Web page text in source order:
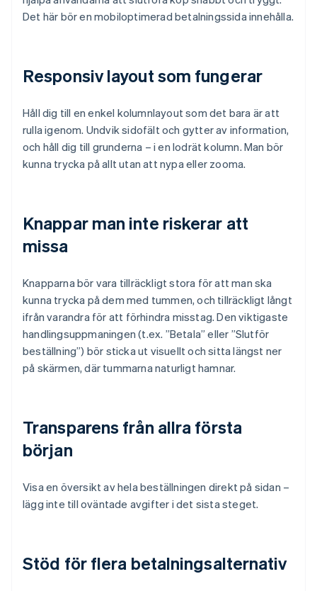
Det här bör en mobiloptimerad betalningssida innehålla.
Responsiv layout som fungerar
Håll dig till en enkel kolumnlayout som det bara är att
rulla igenom. Undvik sidofält och gytter av information,
och håll dig till grunderna – i en lodrät kolumn. Man bör
kunna trycka på allt utan att nypa eller zooma.
Knappar man inte riskerar att
missa
Knapparna bör vara tillräckligt stora för att man ska
kunna trycka på dem med tummen, och tillräckligt långt
ifrån varandra för att förhindra misstag. Den viktigaste
handlingsuppmaningen (t.ex. ”Betala” eller ”Slutför
beställning”) bör sticka ut visuellt och sitta längst ner
på skärmen, där tummarna naturligt hamnar.
Transparens från allra första
början
Visa en översikt av hela beställningen direkt på sidan –
lägg inte till oväntade avgifter i det sista steget.
Stöd för flera betalningsalternativ